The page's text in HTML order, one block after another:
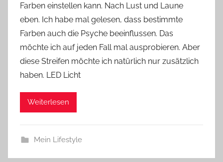
n
e
Farben einstellen kann. Nach Lust und Laune
eben. Ich habe mal gelesen, dass bestimmte
Farben auch die Psyche beeinflussen. Das
möchte ich auf jeden Fall mal ausprobieren. Aber
diese Streifen möchte ich natürlich nur zusätzlich
haben. LED Licht
Weiterlesen
Mein Lifestyle